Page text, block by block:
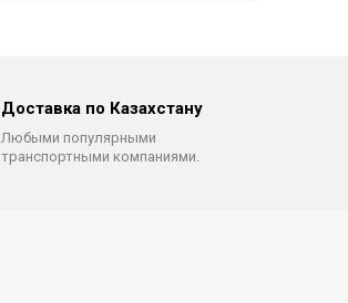
Доставка по Казахстану
Любыми популярными
транспортными компаниями.